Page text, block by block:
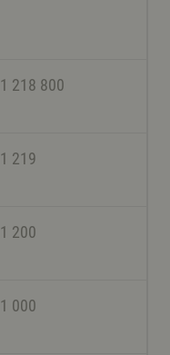
1 218 800
1 219
1 200
1 000